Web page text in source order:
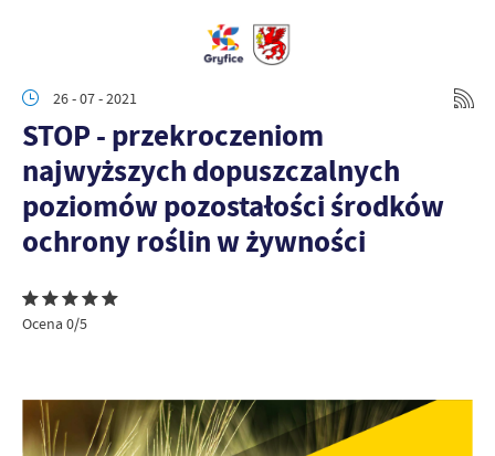
26 - 07 - 2021
STOP - przekroczeniom
najwyższych dopuszczalnych
poziomów pozostałości środków
ochrony roślin w żywności
Ocena 0/5